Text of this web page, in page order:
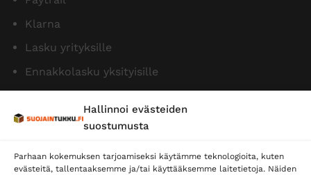
Hallinnoi evästeiden
suostumusta
Parhaan kokemuksen tarjoamiseksi käytämme teknologioita, kuten
evästeitä, tallentaaksemme ja/tai käyttääksemme laitetietoja. Näiden
Klarna
Lasku yrityksille
Ennakkolasku yksityisille